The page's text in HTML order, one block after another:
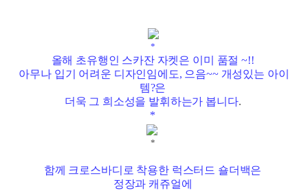
*
올해 초유행인 스카잔 자켓은 이미 품절 ~!!
아무나 입기 어려운 디자인임에도, 으음~~ 개성있는 아이
템?은
더욱 그 희소성을 발휘하는가 봅니다.
*
*
함께 크로스바디로 착용한 럭스터드 숄더백은
정장과 캐쥬얼에